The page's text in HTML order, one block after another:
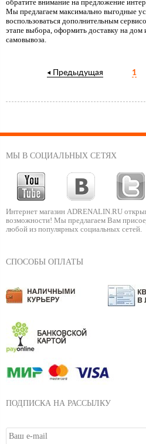
обратите внимание на предложение
Мы предлагаем максимально выгодные
воспользоваться дополнительным
этапе выбора, оформить доставку на дом
самовывоза.
Предыдущая 1
МЫ В СОЦИАЛЬНЫХ СЕТЯХ
Интернет магазин ADRENALIN.RU
возможности! Мы предлагаем Вам
любой из популярных социальных сетей.
СПОСОБЫ ОПЛАТЫ
ПОДПИСКА НА РАССЫЛКУ